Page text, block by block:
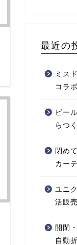
最近の
ミス
コラ
ビー
らつ
閉め
カー
ユニ
活販
開閉
自動